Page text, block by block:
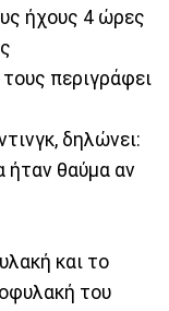
ήχους 4 ώρες
περιγράφει
δηλώνει:
ήταν θαύμα αν
και το
του